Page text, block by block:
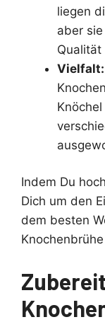
liegen
aber
Qualität
Vielfalt:
Indem Du
Dich um den
dem besten